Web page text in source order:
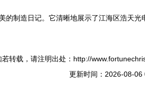
的制造日记。它清晰地展示了江海区浩天
若转载，请注明出处：http://
更新时间：2026-08-06